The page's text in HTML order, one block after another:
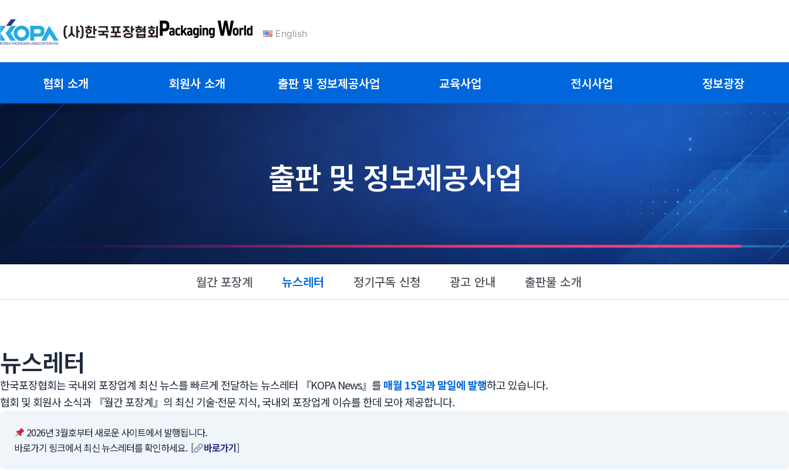
텐
츠
English
협회 소개 회원사 소개 출판 및 정보제공사업 교육사업 전시사업 정보광장
출판 및 정보제공사업
월간 포장계 뉴스레터 정기구독 신청 광고 안내 출판물 소개
뉴스레터
한국포장협회는 국내외 포장업계 최신 뉴스를 빠르게 전달하는 뉴스레터 『KOPA News』를매월 15일과 말일에 발행하고 있습니다.
협회 및 회원사 소식과 『월간 포장계』의 최신 기술·전문 지식, 국내외 포장업계 이슈를 한데 모아 제공합니다.
2026년 3월호부터 새로운 사이트에서 발행됩니다.
바로가기 링크에서 최신 뉴스레터를 확인하세요. [
바로가기]